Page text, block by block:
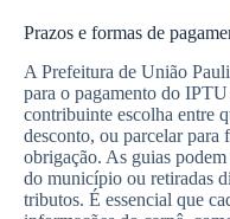
Prazos e formas de
A Prefeitura de União
para o pagamento do
contribuinte escolha entre
desconto, ou parcelar
obrigação. As guias
do município ou retiradas
tributos. É essencial que